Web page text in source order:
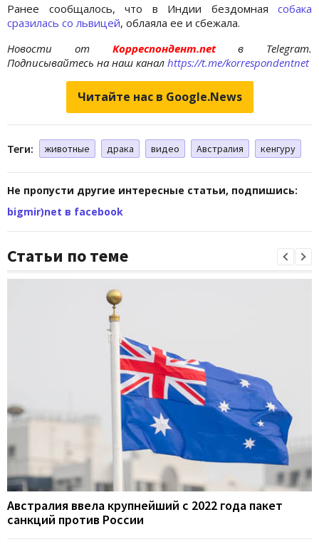
Ранее сообщалось, что в Индии бездомная собака
сразилась со львицей, облаяла ее и сбежала.
Новости отКорреспондент.netв Telegram.
Подписывайтесь на наш канал https://t.me/korrespondentnet
Читайте нас в Google.News
Теги: животные драка видео Австралия кенгуру
Не пропусти другие интересные статьи, подпишись:
bigmir)net в facebook
Статьи по теме
Австралия ввела крупнейший с 2022 года пакет
санкций против России